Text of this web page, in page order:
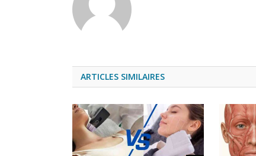
ARTICLES SIMILAIRES